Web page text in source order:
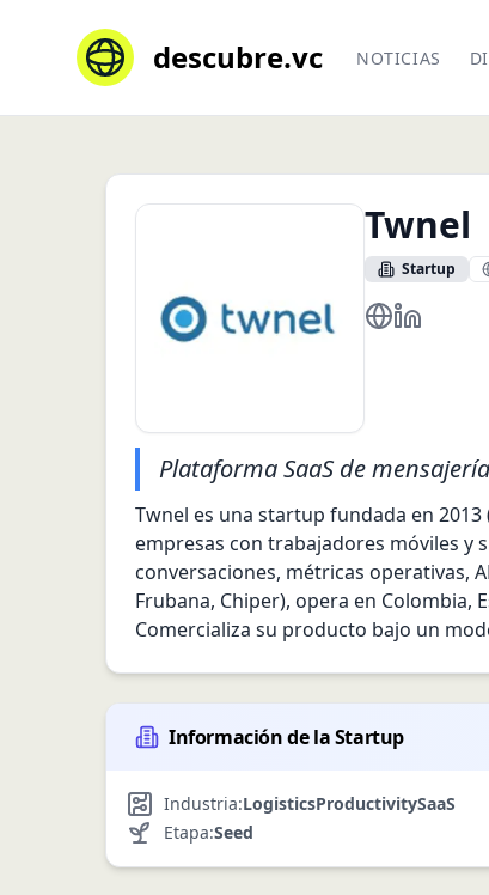
descubre.vc NOTICIAS
Twnel
Startup
https://https://
Plataforma SaaS de
Twnel es una startup fundada en
empresas con trabajadores móviles y
conversaciones, métricas operativas,
Frubana, Chiper), opera en Colombia,
Comercializa su producto bajo un
Información de la Startup
Industria:LogisticsProductivitySaaS
Etapa:Seed